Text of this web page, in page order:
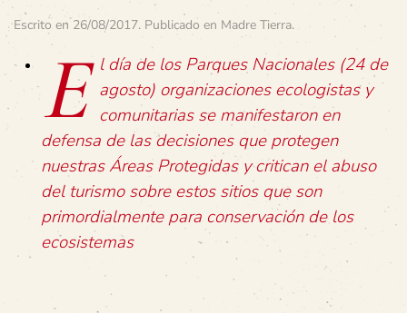
Escrito en26/08/2017. Publicado en Madre Tierra.
E l día de los Parques Nacionales (24 de
agosto) organizaciones ecologistas y
comunitarias se manifestaron en
defensa de las decisiones que protegen
nuestras Áreas Protegidas y critican el abuso
del turismo sobre estos sitios que son
primordialmente para conservación de los
ecosistemas